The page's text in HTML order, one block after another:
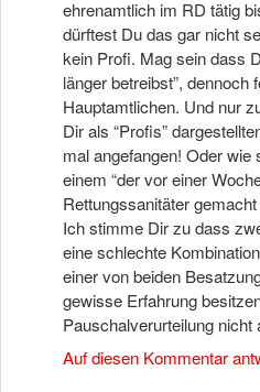
ehrenamtlich im RD tätig
dürftest Du das gar nicht
kein Profi. Mag sein dass
länger betreibst”, dennoch
Hauptamtlichen. Und nur
Dir als “Profis”
mal angefangen! Oder
einem “der vor einer
Rettungssanitäter
Ich stimme Dir zu dass
eine schlechte
einer von beiden
gewisse Erfahrung
Pauschalverurteilung nicht
Auf diesen Kommentar